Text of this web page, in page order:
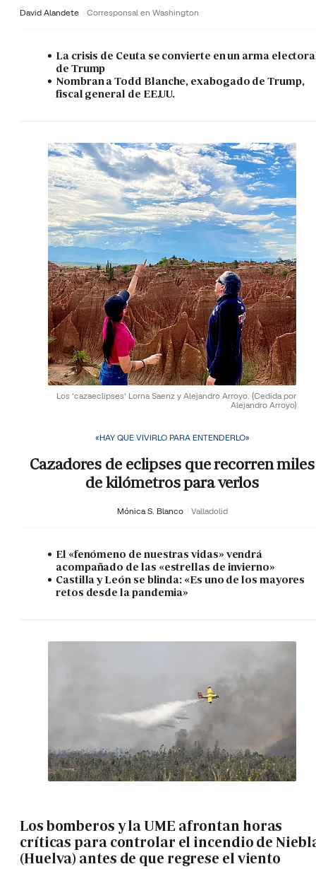
David Alandete Corresponsal en Washington
La crisis de Ceuta se convierte en un arma
de Trump
Nombran a Todd Blanche, exabogado de Trump,
fiscal general de EE.UU.
Los 'cazaeclipses' Lorna Saenz y Alejandro Arroyo. (Cedida por
Alejandro Arroyo)
«HAY QUE VIVIRLO PARA ENTENDERLO»
Cazadores de eclipses que recorren miles
de kilómetros para verlos
Mónica S. Blanco Valladolid
El «fenómeno de nuestras vidas» vendrá
acompañado de las «estrellas de invierno»
Castilla y León se blinda: «Es uno de los mayores
retos desde la pandemia»
Los bomberos y la UME afrontan horas
críticas para controlar el incendio de
(Huelva) antes de que regrese el viento